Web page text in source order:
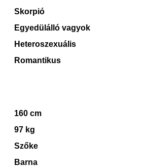
Skorpió
Egyedülálló vagyok
Heteroszexuális
Romantikus
160 cm
97 kg
Szőke
Barna